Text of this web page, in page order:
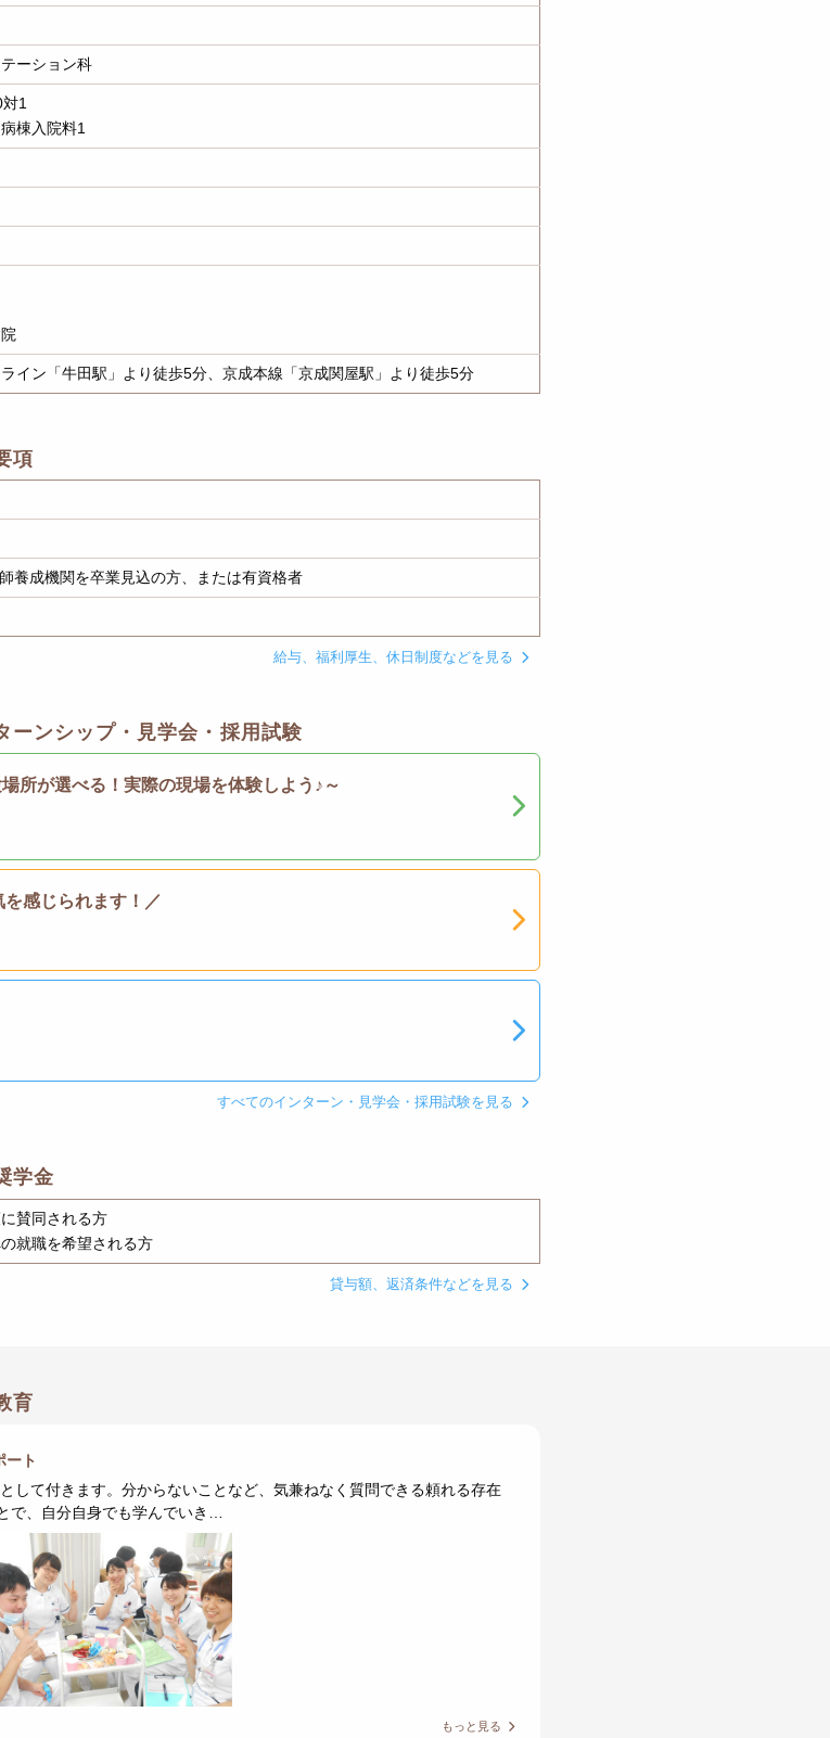
ーション科
1
棟入院料1
ライン「牛田駅」より徒歩5分、京成本線「京成関屋駅」より徒歩5分
項
養成機関を卒業見込の方、または有資格者
給与、福利厚生、休日制度などを見る
ーンシップ・見学会・採用試験
所が選べる！実際の現場を体験しよう♪～
感じられます！／
すべてのインターン・見学会・採用試験を見る
学金
賛同される方
就職を希望される方
貸与額、返済条件などを見る
育
ート
して付きます。分からないことなど、気兼ねなく質問できる頼れる存在
で、自分自身でも学んでいき…
もっと見る